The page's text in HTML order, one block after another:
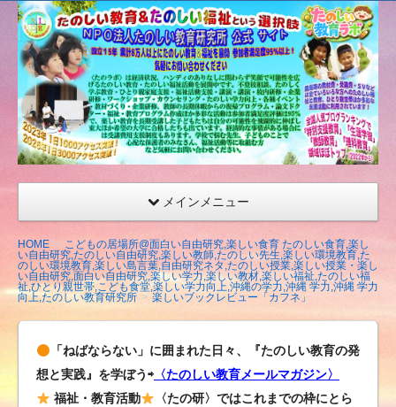
たの
しい
教育
研究
所
（沖
縄）
公式
ト
メインメニュー
HOME
こどもの居場所@面白い自由研究,楽しい食育 たのしい食育,楽し
い自由研究,たのしい自由研究,楽しい教師,たのしい先生,楽しい環境教育,た
のしい環境教育,楽しい島言葉,自由研究ネタ,たのしい授業,楽しい授業・楽し
い自由研究,面白い自由研究,楽しい学力,楽しい教材,楽しい福祉,たのしい福
祉,ひとり親世帯,こども食堂,楽しい学力向上,沖縄の学力,沖縄 学力,沖縄 学力
向上,たのしい教育研究所
楽しいブックレビュー「カフネ」
「ねばならない」に囲まれた日々、『たのしい教育の発
想と実践』を学ぼう⇨ 〈たのしい教育メールマガジン〉
福祉・教育活動
〈たの研〉ではこれまでの枠にとら